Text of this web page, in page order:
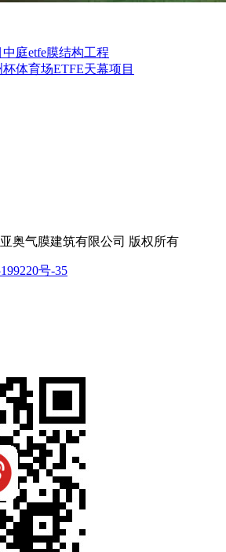
中庭etfe膜结构工程
体育场ETFE天幕项目
奥气膜建筑有限公司 版权所有
号-35